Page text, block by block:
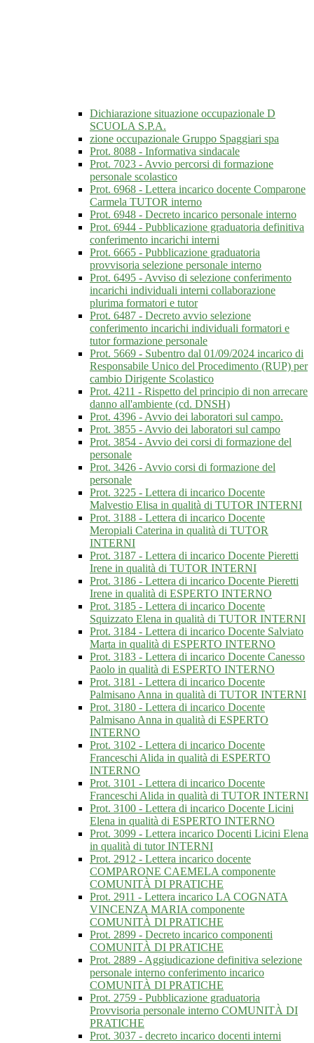
Dichiarazione situazione occupazionale D
SCUOLA S.P.A.
zione occupazionale Gruppo Spaggiari spa
Prot. 8088 - Informativa sindacale
Prot. 7023 - Avvio percorsi di formazione
personale scolastico
Prot. 6968 - Lettera incarico docente Comparone
Carmela TUTOR interno
Prot. 6948 - Decreto incarico personale interno
Prot. 6944 - Pubblicazione graduatoria definitiva
conferimento incarichi interni
Prot. 6665 - Pubblicazione graduatoria
provvisoria selezione personale interno
Prot. 6495 - Avviso di selezione conferimento
incarichi individuali interni collaborazione
plurima formatori e tutor
Prot. 6487 - Decreto avvio selezione
conferimento incarichi individuali formatori e
tutor formazione personale
Prot. 5669 - Subentro dal 01/09/2024 incarico di
Responsabile Unico del Procedimento (RUP) per
cambio Dirigente Scolastico
Prot. 4211 - Rispetto del principio di non arrecare
danno all'ambiente (cd. DNSH)
Prot. 4396 - Avvio dei laboratori sul campo.
Prot. 3855 - Avvio dei laboratori sul campo
Prot. 3854 - Avvio dei corsi di formazione del
personale
Prot. 3426 - Avvio corsi di formazione del
personale
Prot. 3225 - Lettera di incarico Docente
Malvestio Elisa in qualità di TUTOR INTERNI
Prot. 3188 - Lettera di incarico Docente
Meropiali Caterina in qualità di TUTOR
INTERNI
Prot. 3187 - Lettera di incarico Docente Pieretti
Irene in qualità di TUTOR INTERNI
Prot. 3186 - Lettera di incarico Docente Pieretti
Irene in qualità di ESPERTO INTERNO
Prot. 3185 - Lettera di incarico Docente
Squizzato Elena in qualità di TUTOR INTERNI
Prot. 3184 - Lettera di incarico Docente Salviato
Marta in qualità di ESPERTO INTERNO
Prot. 3183 - Lettera di incarico Docente Canesso
Paolo in qualità di ESPERTO INTERNO
Prot. 3181 - Lettera di incarico Docente
Palmisano Anna in qualità di TUTOR INTERNI
Prot. 3180 - Lettera di incarico Docente
Palmisano Anna in qualità di ESPERTO
INTERNO
Prot. 3102 - Lettera di incarico Docente
Franceschi Alida in qualità di ESPERTO
INTERNO
Prot. 3101 - Lettera di incarico Docente
Franceschi Alida in qualità di TUTOR INTERNI
Prot. 3100 - Lettera di incarico Docente Licini
Elena in qualità di ESPERTO INTERNO
Prot. 3099 - Lettera incarico Docenti Licini Elena
in qualità di tutor INTERNI
Prot. 2912 - Lettera incarico docente
COMPARONE CAEMELA componente
COMUNITÀ DI PRATICHE
Prot. 2911 - Lettera incarico LA COGNATA
VINCENZA MARIA componente
COMUNITÀ DI PRATICHE
Prot. 2899 - Decreto incarico componenti
COMUNITÀ DI PRATICHE
Prot. 2889 - Aggiudicazione definitiva selezione
personale interno conferimento incarico
COMUNITÀ DI PRATICHE
Prot. 2759 - Pubblicazione graduatoria
Provvisoria personale interno COMUNITÀ DI
PRATICHE
Prot. 3037 - decreto incarico docenti interni